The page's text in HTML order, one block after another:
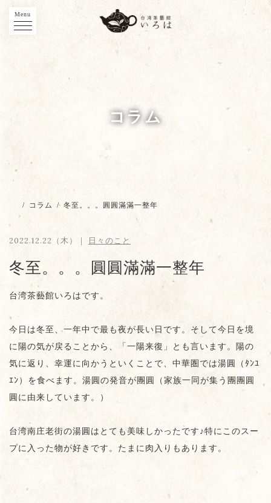
Menu
コラム
/ コラム / 冬至。。。圓圓滿滿一整年
2022.12.22（木）｜ 日々のこと
冬至。。。圓圓滿滿一整年
台湾茶藝館いろはです。
今日は冬至、一年中で最も夜が長い日です。そして今日を境
に陽の気が戻ることから、「一陽来復」とも言います。陽の
気に返り、幸運に向かうといくことで、中華圏では湯圓（ﾀﾝﾕ
ｴﾝ）を食べます。湯圓の発音が團圓（家族一同が集う團團圓
圓に由来しています。）
台湾南庄老街の湯圓はとても美味しかったです♪特にこのスー
プに入った物が好きです。たまに肉入りもあります。